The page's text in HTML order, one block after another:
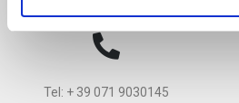
Tel: + 39 071 9030145